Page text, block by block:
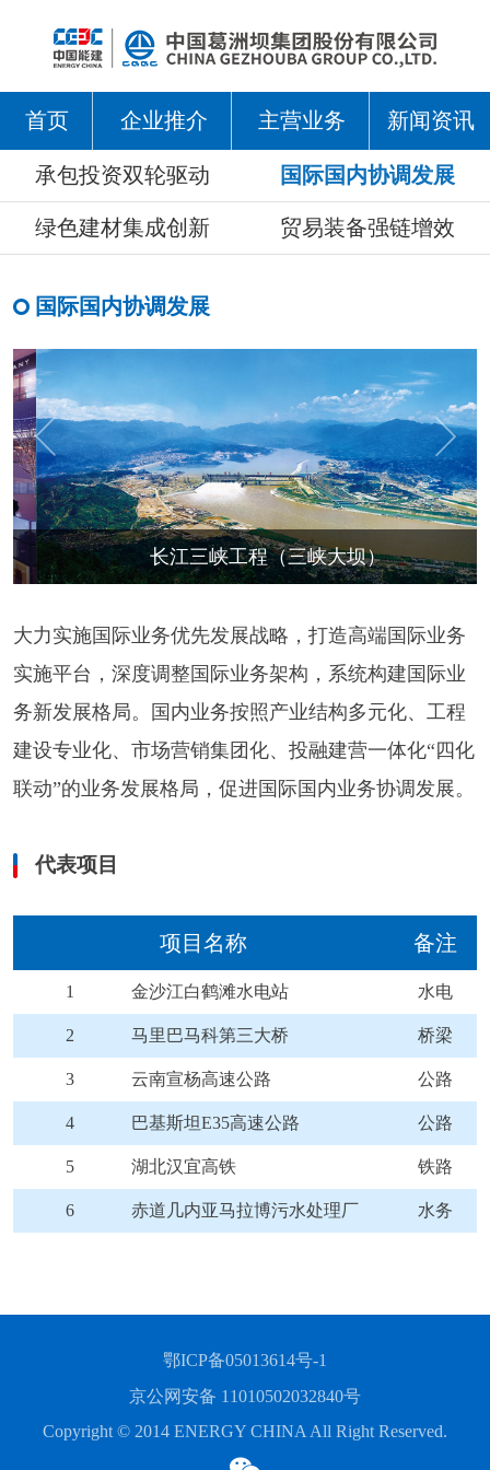
首页 企业推介 主营业务 新闻资讯
承包投资双轮驱动 国际国内协调发展
绿色建材集成创新 贸易装备强链增效
国际国内协调发展
长江三峡工程（三峡大坝）
大力实施国际业务优先发展战略，打造高端国际业务
实施平台，深度调整国际业务架构，系统构建国际业
务新发展格局。国内业务按照产业结构多元化、工程
建设专业化、市场营销集团化、投融建营一体化“四化
联动”的业务发展格局，促进国际国内业务协调发展。
代表项目
项目名称 备注
1 金沙江白鹤滩水电站 水电
2 马里巴马科第三大桥 桥梁
3 云南宣杨高速公路 公路
4 巴基斯坦E35高速公路 公路
5 湖北汉宜高铁 铁路
6 赤道几内亚马拉博污水处理厂 水务
鄂ICP备05013614号-1
京公网安备 11010502032840号
Copyright © 2014 ENERGY CHINA All Right Reserved.